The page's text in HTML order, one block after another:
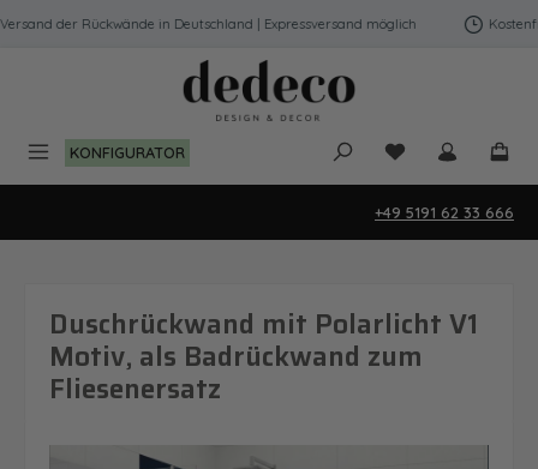
Zum Hauptinhalt springen
der Rückwände in Deutschland | Expressversand möglich
KONFIGURATOR Du hast 0
+49 5191 62 33 666
Duschrückwand mit Polarlicht V1
Motiv, als Badrückwand zum
Fliesenersatz
Bildergalerie überspringen